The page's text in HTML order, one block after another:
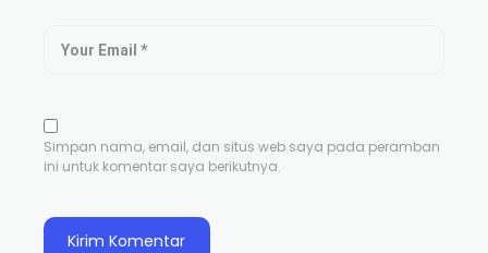
Simpan nama, email, dan situs web saya pada peramban
ini untuk komentar saya berikutnya.